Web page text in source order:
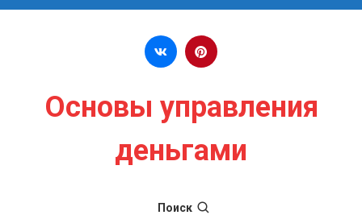
Перейти к содержимому
Основы управления
деньгами
Поиск